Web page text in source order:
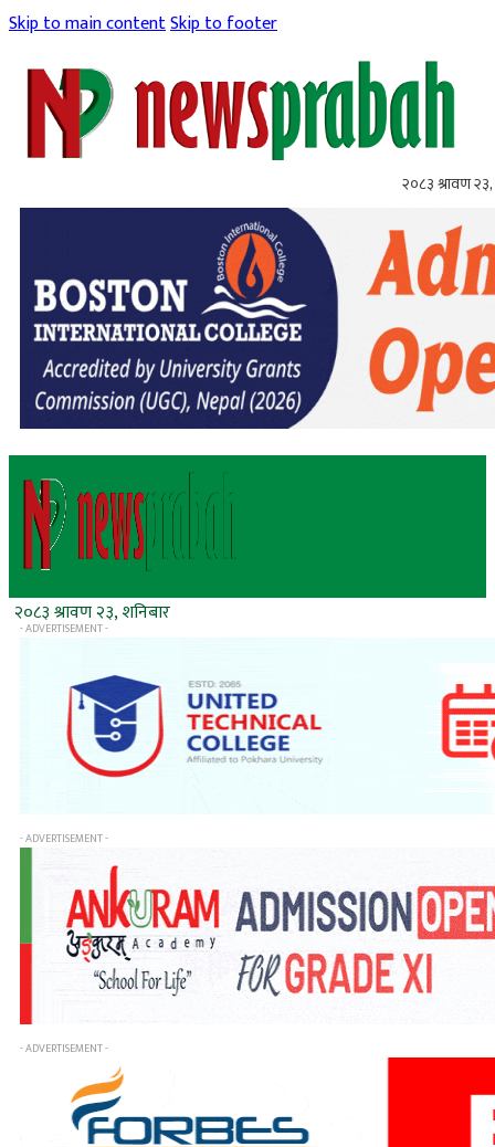
Skip to main contentSkip to footer
२०८३ श्रावण २३,
२०८३ श्रावण २३, शनिबार
- ADVERTISEMENT -
- ADVERTISEMENT -
- ADVERTISEMENT -